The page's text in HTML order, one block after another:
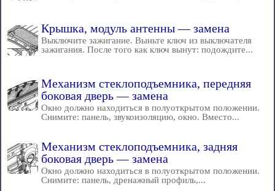
Крышка, модуль антенны — замена
Выключите зажигание. Выньте ключ из выключателя
зажигания. После того как ключ вынут: подождите...
Механизм стеклоподъемника, передняя
боковая дверь — замена
Окно должно находиться в полуоткрытом положении.
Снимите: панель, звукоизоляцию, окно. Вместо...
Механизм стеклоподъемника, задняя
боковая дверь — замена
Окно должно находиться в полуоткрытом положении.
Снимите: панель, дренажный профиль,...